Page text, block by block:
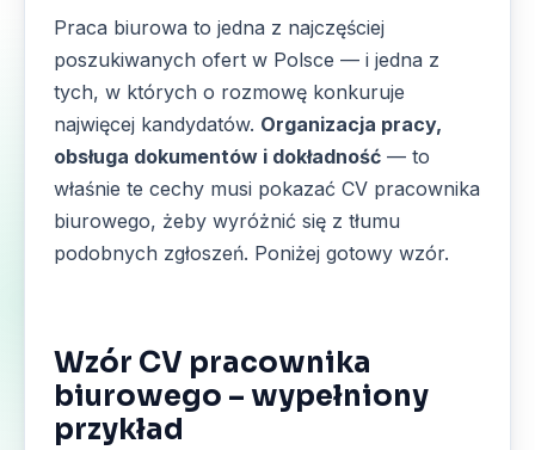
Praca biurowa to jedna z najczęściej
poszukiwanych ofert w Polsce — i jedna z
tych, w których o rozmowę konkuruje
najwięcej kandydatów. Organizacja pracy,
obsługa dokumentów i dokładność — to
właśnie te cechy musi pokazać CV pracownika
biurowego, żeby wyróżnić się z tłumu
podobnych zgłoszeń. Poniżej gotowy wzór.
Wzór CV pracownika
biurowego – wypełniony
przykład